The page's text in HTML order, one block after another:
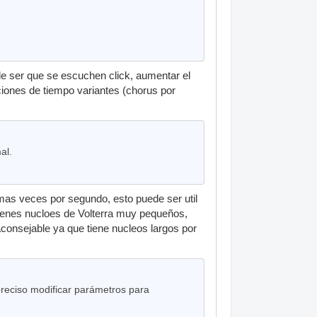
ser que se escuchen click, aumentar el
de tiempo variantes (chorus por
veces por segundo, esto puede ser util
nucloes de Volterra muy pequeños,
ya que tiene nucleos largos por
modificar parámetros para